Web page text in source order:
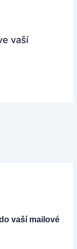
vaší
vaší mailové